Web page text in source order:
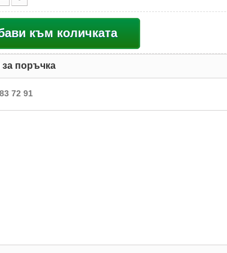
към количката
поръчка
72 91